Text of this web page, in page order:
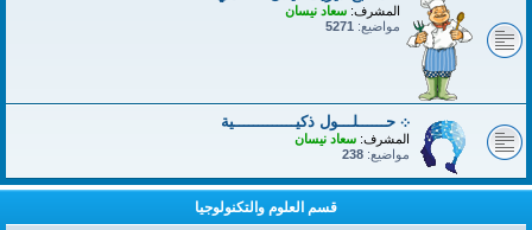
المشرف: سعاد نيسان
مواضيع: 5271
܀ حــــــلـــول ذكيـــــــــــــية
المشرف: سعاد نيسان
مواضيع: 238
قسم العلوم والتكنولوجيا